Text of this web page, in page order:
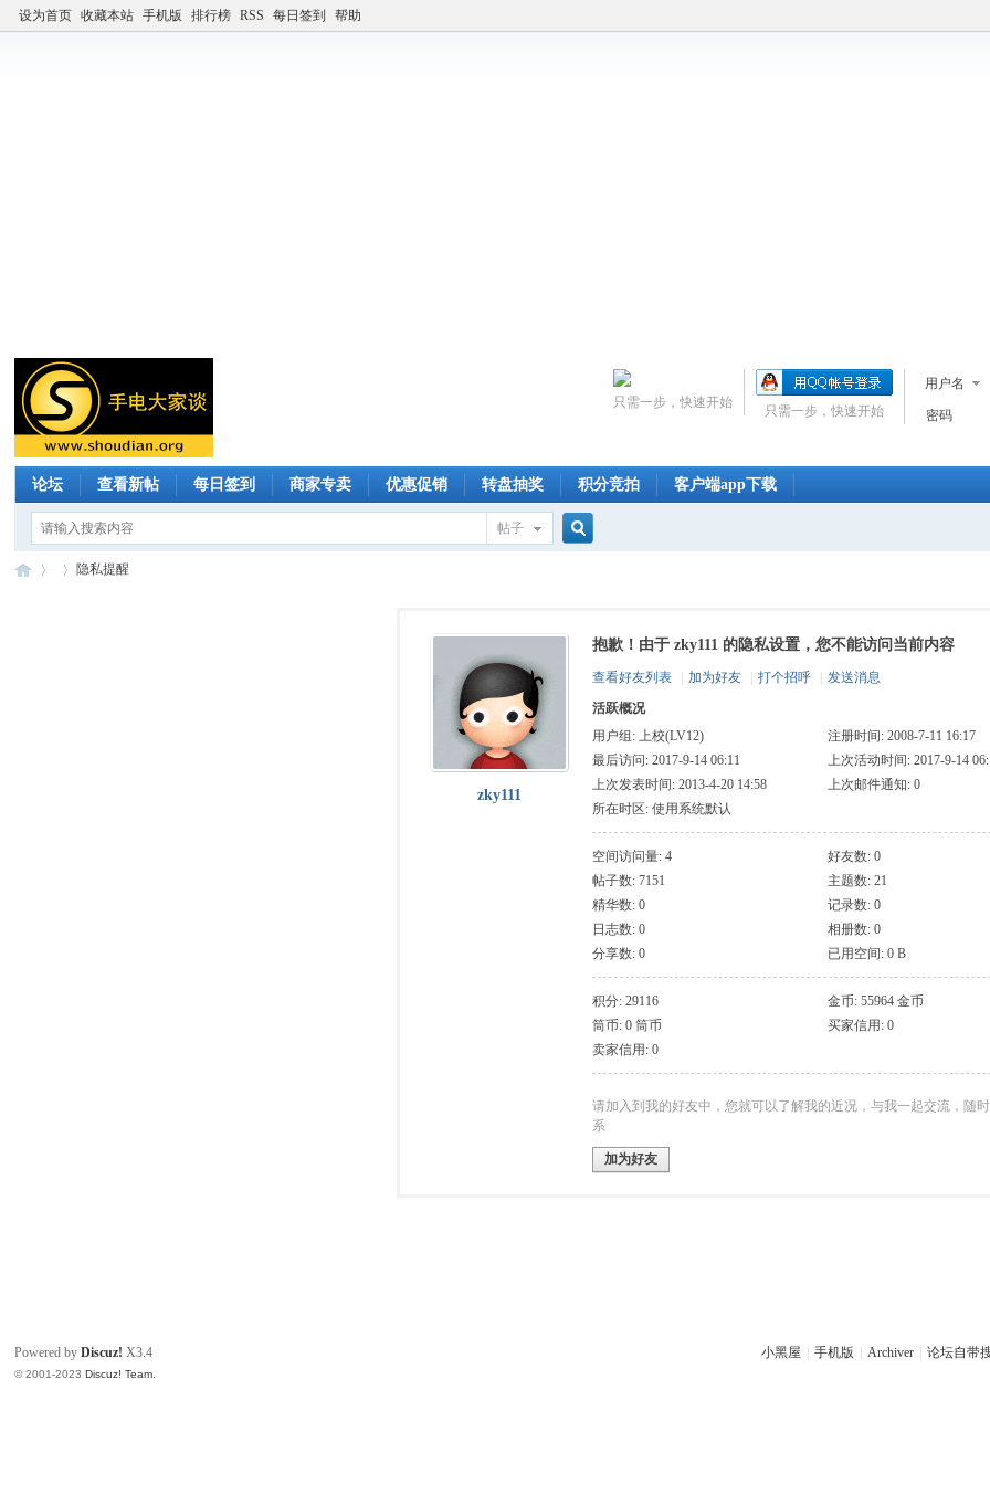
设为首页 收藏本站 手机版 排行榜 RSS 每日签到 帮助
用户名
密码
只需一步，快速开始
只需一步，快速开始
论坛 查看新帖 每日签到 商家专卖 优惠促销 转盘抽奖 积分竞拍 客户端app下载
帖子
隐私提醒
zky111
抱歉！由于 zky111 的隐私设置，您不能访问当前内容
查看好友列表 加为好友 打个招呼
发送消息
活跃概况
用户组: 上校(LV12)
注册时间: 2008-7-11 16:17
最后访问: 2017-9-14 06:11
上次活动时间: 2017-9-14
上次发表时间: 2013-4-20 14:58
上次邮件通知: 0
所在时区: 使用系统默认
空间访问量: 4
好友数: 0
帖子数: 7151
主题数: 21
精华数: 0
记录数: 0
日志数: 0
相册数: 0
分享数: 0
已用空间: 0 B
积分: 29116
金币: 55964 金币
筒币: 0 筒币
买家信用: 0
卖家信用: 0
请加入到我的好友中，您就可以了解我的近况，与我一起交流，随
系
加为好友
小黑屋 手机版 Archiver 论坛自带
Powered byDiscuz! X3.4
© 2001-2023Discuz! Team